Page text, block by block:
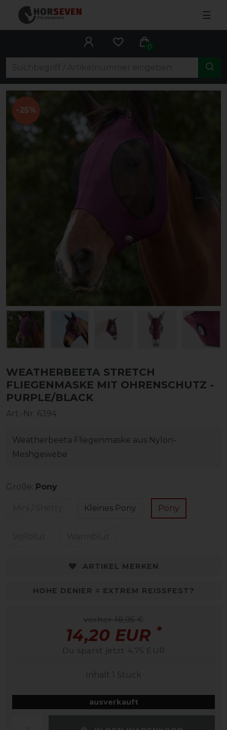
☰
0
-25%
WEATHERBEETA STRETCH
FLIEGENMASKE MIT OHRENSCHUTZ -
PURPLE/BLACK
Art.-Nr: 6394
Weatherbeeta Fliegenmaske aus Nylon-
Meshgewebe
Größe: Pony
Kleines Pony Pony
ARTIKEL MERKEN
HOHE DENIER = EXTREM REISSFEST?
vorher 18,95 €
14,20 EUR *
Du sparst jetzt 4,75 EUR
Inhalt 1 Stück
ausverkauft